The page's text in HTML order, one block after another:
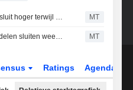
Duitse beurs sluit hoger terwijl cijferseizoen op stoom blijft MT
Tadawul-aandelen sluiten week lager; bouwactiviteit Saudi-Arabië daalt licht in juli MT
Ratings Agenda